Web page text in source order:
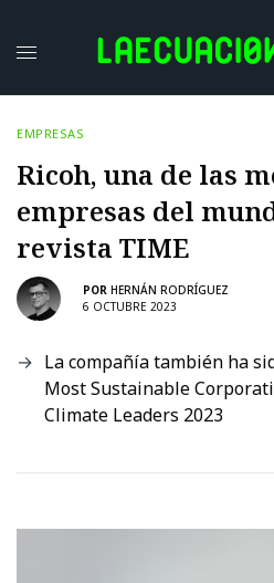
EMPRESAS
Ricoh, una de las
empresas del
revista TIME
POR HERNÁN RODRÍGUEZ
6 OCTUBRE 2023
La compañía también ha
Most Sustainable
Climate Leaders 2023